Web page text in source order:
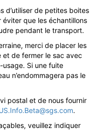
d’utiliser de petites boites
que les échantillons
pendant le transport.
merci de placer les
et de fermer le sac avec
Si une fuite
n’endommagera pas le
postal et de nous fournir
.
veuillez indiquer